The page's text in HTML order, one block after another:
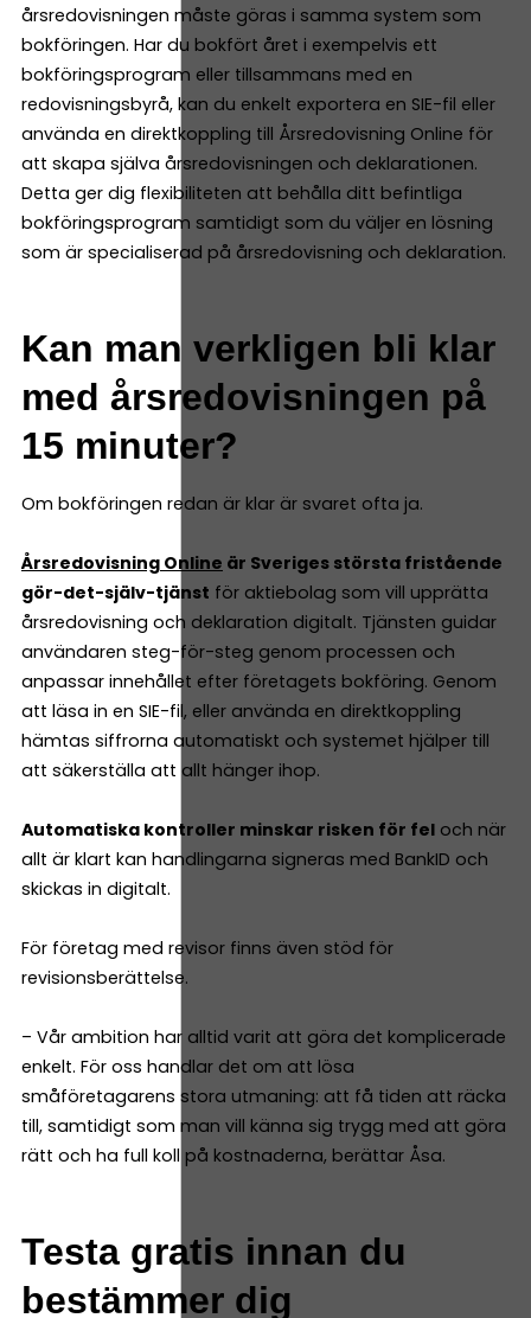
årsredovisningen måste göras i samma system som
bokföringen. Har du bokfört året i exempelvis ett
bokföringsprogram eller tillsammans med en
redovisningsbyrå, kan du enkelt exportera en SIE-fil eller
använda en direktkoppling till Årsredovisning Online för
att skapa själva årsredovisningen och deklarationen.
Detta ger dig flexibiliteten att behålla ditt befintliga
bokföringsprogram samtidigt som du väljer en lösning
som är specialiserad på årsredovisning och deklaration.
Kan man verkligen bli klar
med årsredovisningen på
15 minuter?
Om bokföringen redan är klar är svaret ofta ja.
Årsredovisning Online är Sveriges största fristående
gör-det-själv-tjänst för aktiebolag som vill upprätta
årsredovisning och deklaration digitalt. Tjänsten guidar
användaren steg-för-steg genom processen och
anpassar innehållet efter företagets bokföring. Genom
att läsa in en SIE-fil, eller använda en direktkoppling
hämtas siffrorna automatiskt och systemet hjälper till
att säkerställa att allt hänger ihop.
Automatiska kontroller minskar risken för fel och när
allt är klart kan handlingarna signeras med BankID och
skickas in digitalt.
För företag med revisor finns även stöd för
revisionsberättelse.
– Vår ambition har alltid varit att göra det komplicerade
enkelt. För oss handlar det om att lösa
småföretagarens stora utmaning: att få tiden att räcka
till, samtidigt som man vill känna sig trygg med att göra
rätt och ha full koll på kostnaderna, berättar Åsa.
Testa gratis innan du
bestämmer dig